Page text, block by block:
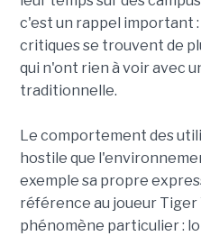
c'est un rappel important
critiques se trouvent de
qui n'ont rien à voir avec
traditionnelle.
Le comportement des
hostile que
exemple sa propre
référence au joueur Tiger
phénomène particulier :